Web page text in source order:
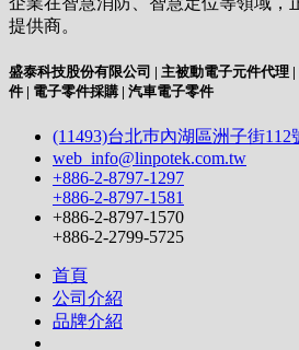
提供商。
盛泰科技股份有限公司 | 主被動電子元件代理
件 | 電子零件採購 | 汽車電子零件
(11493)台北巿內湖區洲子街112
web_info@linpotek.com.tw
+886-2-8797-1297
+886-2-8797-1581
+886-2-8797-1570
+886-2-2799-5725
首頁
公司介紹
品牌介紹